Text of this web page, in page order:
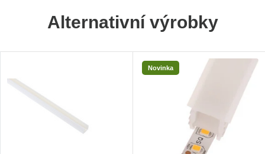
Alternativní výrobky
Novinka